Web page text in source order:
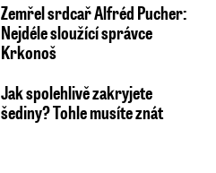
Zemřel srdcař Alfréd Pucher:
Nejdéle sloužící správce
Krkonoš
Jak spolehlivě zakryjete
šediny? Tohle musíte znát